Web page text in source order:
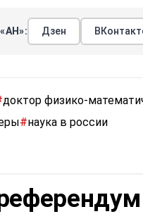
Дзен
доктор физико-
#наука в россии